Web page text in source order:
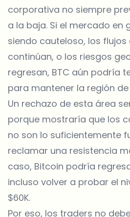
corporativa no siempre
a la baja. Si el mercado en
siendo cauteloso, los flujos
continúan, o los riesgos
regresan, BTC aún podría
para mantener la región de
Un rechazo de esta área
porque mostraría que los
no son lo suficientemente
reclamar una resistencia
caso, Bitcoin podría
incluso volver a probar el
$60K.
Por eso, los traders no